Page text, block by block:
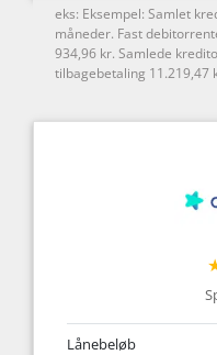
eks: Eksempel: Samlet
måneder. Fast
934,96 kr. Samlede
tilbagebetaling 11.219,47
Lånebeløb